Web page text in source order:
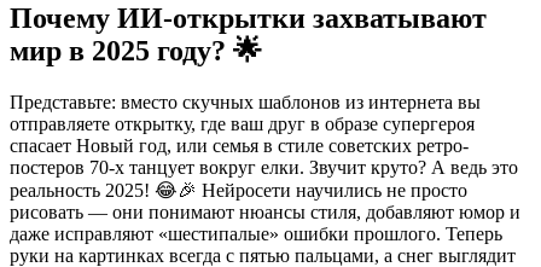
Почему ИИ-открытки захватывают
мир в 2025 году? 🌟
Представьте: вместо скучных шаблонов из интернета вы
отправляете открытку, где ваш друг в образе супергероя
спасает Новый год, или семья в стиле советских ретро-
постеров 70-х танцует вокруг елки. Звучит круто? А ведь это
реальность 2025! 😂🎉 Нейросети научились не просто
рисовать — они понимают нюансы стиля, добавляют юмор и
даже исправляют «шестипалые» ошибки прошлого. Теперь
руки на картинках всегда с пятью пальцами, а снег выглядит